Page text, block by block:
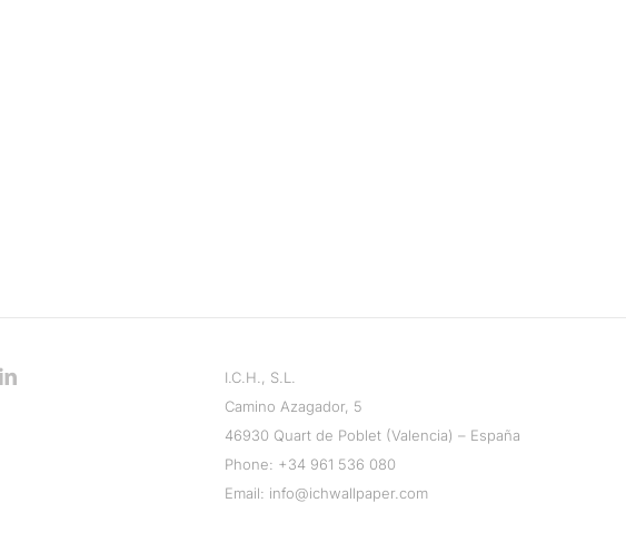
I.C.H., S.L.
Camino Azagador, 5
46930 Quart de Poblet (Valencia) – España
Phone: +34 961 536 080
Email: info@ichwallpaper.com